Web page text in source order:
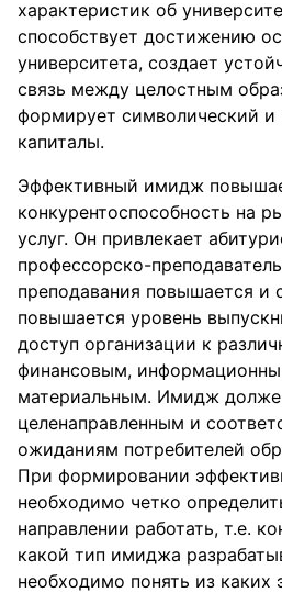
характеристик об
способствует достижению
университета, создает
связь между целостным
формирует символический и
капиталы.
Эффективный имидж
конкурентоспособность на
услуг. Он привлекает
профессорско-
преподавания повышается и
повышается уровень
доступ организации к
финансовым,
материальным. Имидж
целенаправленным и
ожиданиям потребителей
При формировании
необходимо четко
направлении работать, т.е.
какой тип имиджа
необходимо понять из каких